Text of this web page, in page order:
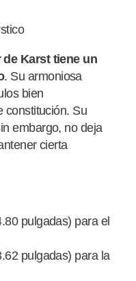
de Karst tiene un
. Su armoniosa
bien
constitución. Su
embargo, no deja
cierta
pulgadas) para el
pulgadas) para la